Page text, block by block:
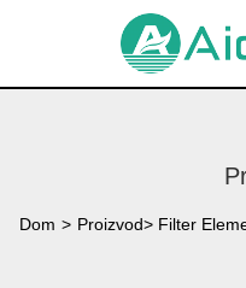
Dom > Proizvod> Filter